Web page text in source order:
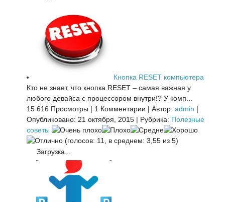
Кнопка RESET компьютера
Кто не знает, что кнопка RESET – самая важная у
любого девайса с процессором внутри!? У комп...
15 616 Просмотры | 1 Комментарии | Автор: admin |
Опубликовано: 21 октября, 2015 | Рубрика: Полезные
советы
(голосов: 11, в среднем: 3,55 из 5)
Загрузка...